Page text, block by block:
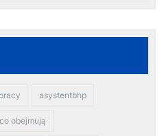
asystentbhp
obejmują